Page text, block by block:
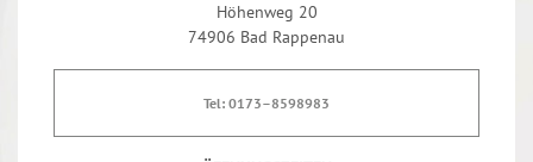
Höhenweg 20
74906 Bad Rappenau
Tel: 0173–8598983